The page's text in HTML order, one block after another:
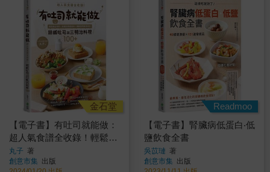
金石堂
【電子書】有吐司就能做：
超人氣食譜全收錄！輕鬆做
出餡料、抹醬到層疊美味，
網路詢問度最高的甜鹹吐司
丸子 著
創意市集 出版
Readmoo
【電子書】腎臟病低蛋白‧低
鹽飲食全書
吳苡璉 著
創意市集 出版